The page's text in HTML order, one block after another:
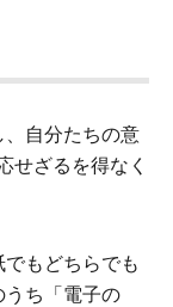
自分たちの意
せざるを得なく
もどちらでも
うち「電子の